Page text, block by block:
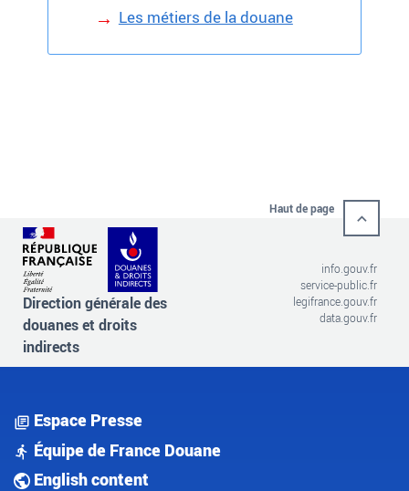
Les métiers de la douane
Haut de page
Direction générale des
douanes et droits
indirects
info.gouv.fr
service-public.fr
legifrance.gouv.fr
data.gouv.fr
Espace Presse
Équipe de France Douane
English content